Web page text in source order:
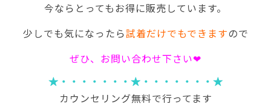
今ならとってもお得に販売しています。
少しでも気になったら試着だけでもできますので
ぜひ、お問い合わせ下さい❤
★・・・・・・・★・・・・・・・★
カウンセリング無料で行ってます